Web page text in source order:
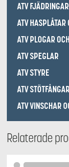
ATV
ATV HASPLÅTAR
ATV PLOGAR
ATV SPEGLAR
ATV STYRE
ATV
ATV VINSCHAR
Relaterade